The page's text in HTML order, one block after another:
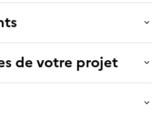
de votre projet